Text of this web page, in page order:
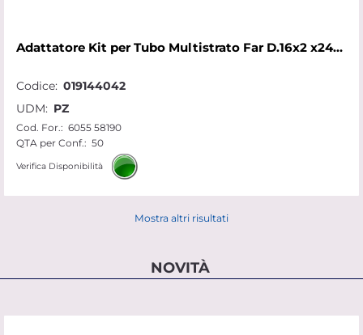
Adattatore Kit per Tubo Multistrato Far D.16x2 x24x19
Codice: 019144042
UDM: PZ
Cod. For.: 6055 58190
QTA per Conf.: 50
Verifica Disponibilità
Mostra altri risultati
NOVITÀ